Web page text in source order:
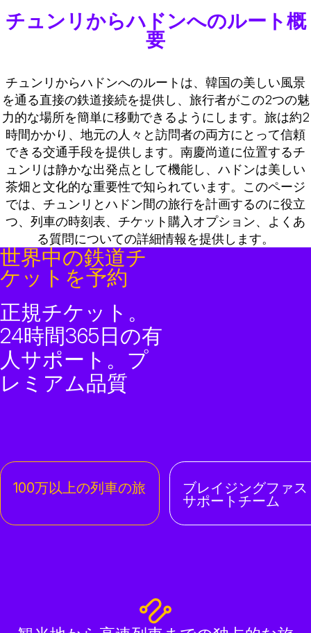
チュンリからハドンへのルート概
要
チュンリからハドンへのルートは、韓国の美しい風景
を通る直接の鉄道接続を提供し、旅行者がこの2つの魅
力的な場所を簡単に移動できるようにします。旅は約2
時間かかり、地元の人々と訪問者の両方にとって信頼
できる交通手段を提供します。南慶尚道に位置するチ
ュンリは静かな出発点として機能し、ハドンは美しい
茶畑と文化的な重要性で知られています。このページ
では、チュンリとハドン間の旅行を計画するのに役立
つ、列車の時刻表、チケット購入オプション、よくあ
る質問についての詳細情報を提供します。
世界中の鉄道チ
ケットを予約
正規チケット。
24時間365日の有
人サポート。プ
レミアム品質
100万以上の列車の旅 ブレイジングファス
サポートチーム